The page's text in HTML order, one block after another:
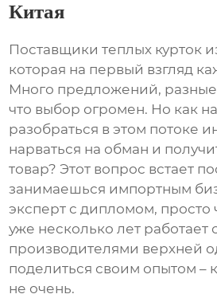
Китая
Поставщики теплых курток
которая на первый взгляд
Много предложений,
что выбор огромен. Но как
разобраться в этом потоке
нарваться на обман и
товар? Этот вопрос встает
занимаешься импортным
эксперт с дипломом, просто
уже несколько лет работает
производителями верхней
поделиться своим опытом –
не очень.